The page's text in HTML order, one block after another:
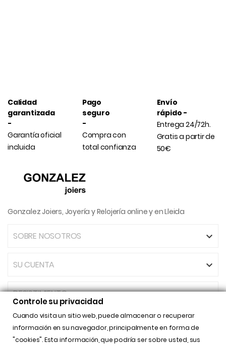
Calidad
garantizada
-
Garantía oficial
incluida
Pago
seguro
-
Compra con
total confianza
Envío
rápido -
Entrega 24/72h.
Gratis a partir de
50€
Gonzalez Joiers, Joyería y Relojería online y en Lleida
SOBRE NOSOTROS 
SU CUENTA 
DESISTIMIENTO
INFORMACIÓN DE LA TIENDA
Controle su privacidad
Cuando visita un sitio web, puede almacenar o recuperar
información en su navegador, principalmente en forma de
"cookies". Esta información, que podría ser sobre usted, sus